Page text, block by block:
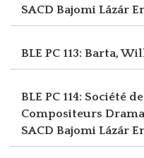
SACD Bajomi Lázár
BLE PC 113: Barta,
BLE PC 114: Société
Compositeurs
SACD Bajomi Lázár